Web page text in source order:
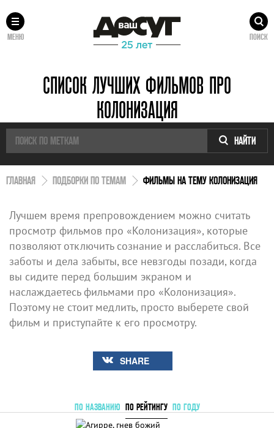
МЕНЮ ПОИСК
СПИСОК ЛУЧШИХ ФИЛЬМОВ ПРО
КОЛОНИЗАЦИЯ
НАЙТИ
ГЛАВНАЯ ПОДБОРКИ ПО ТЕМАМ ФИЛЬМЫ НА ТЕМУ КОЛОНИЗАЦИЯ
Лучшем время препровождением можно считать
просмотр фильмов про «Колонизация», которые
позволяют отключить сознание и расслабиться. Все
заботы и дела забыты, все невзгоды позади, когда
вы сидите перед большим экраном и
наслаждаетесь фильмами про «Колонизация».
Поэтому не стоит медлить, просто выберете свой
фильм и приступайте к его просмотру.
SHARE
ПО НАЗВАНИЮ ПО РЕЙТИНГУ ПО ГОДУ